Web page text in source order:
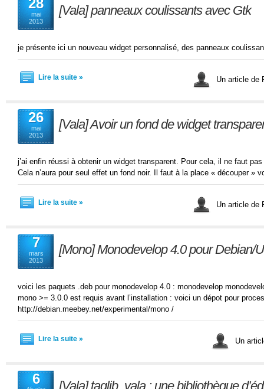
28
mai
2013
[Vala] panneaux coulissants avec Gtk
je présente ici un nouveau widget personnalisé, des panneaux
Lire la suite » Un article de
26
mai
2013
[Vala] Avoir un fond de widget
j’ai enfin réussi à obtenir un widget transparent. Pour cela, il ne faut
Cela n’aura pour seul effet un fond noir. Il faut à la place « découper »
Lire la suite » Un article de
7
mars
2013
[Mono] Monodevelop 4.0 pour Debian/
voici les paquets .deb pour monodevelop 4.0 : monodevelop
mono >= 3.0.0 est requis avant l’installation : voici un dépot pour
http://debian.meebey.net/experimental/mono /
Lire la suite » Un
6 [Vala] taglib_vala : une bibliothèque